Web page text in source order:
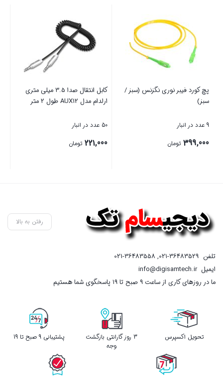
پچ کورد فیبر نوری نگزنس (سبز /
سبز)
9 عدد در انبار
399,000 تومان
کابل انتقال صدا 3.5 میلی متری
ارلدام مدل AUX12 طول 2 متر
50 عدد در انبار
221,000 تومان
رفتن به بالا
تلفن 021-36483529
,
021-36483558
ایمیلinfo@digisamtech.ir
ما در روزهای کاری از ساعت ۹ صبح تا ۱۹ پاسخگوی شما هستیم
تحویل اکسپرس
3 روز گارانتی بازگشت
وجه
پشتیبانی 9 صبح تا 19